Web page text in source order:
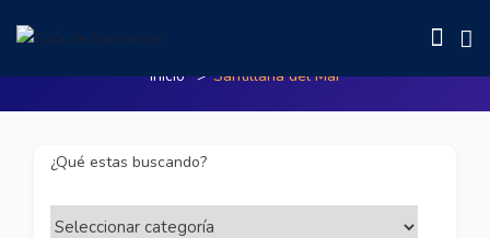
Santillana del Mar
Inicio Santillana del Mar
¿Qué estas buscando?